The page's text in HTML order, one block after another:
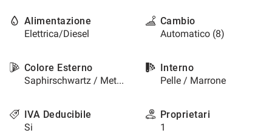
Alimentazione
Elettrica/Diesel
Cambio
Automatico (8)
Colore Esterno
Saphirschwartz / Metallizzato
Interno
Pelle / Marrone
IVA Deducibile
Si
Proprietari
1
sull'utilità
di
questi
tracciamento